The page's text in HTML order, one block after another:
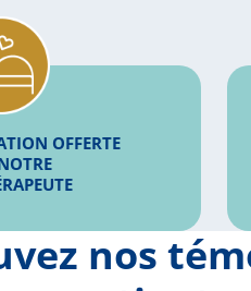
OFFERTE
nos